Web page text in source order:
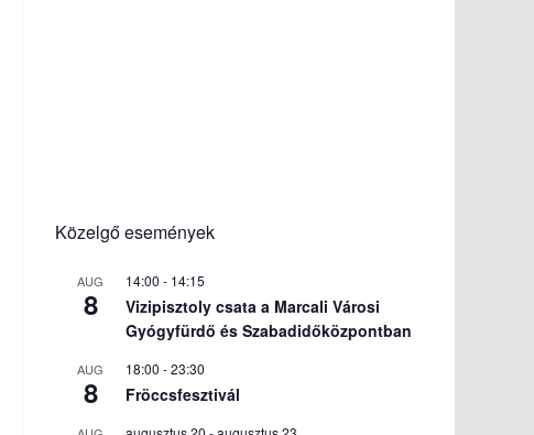
Közelgő események
AUG
8
14:00 - 14:15
Vizipisztoly csata a Marcali Városi
Gyógyfürdő és Szabadidőközpontban
AUG
8
18:00 -23:30
Fröccsfesztivál